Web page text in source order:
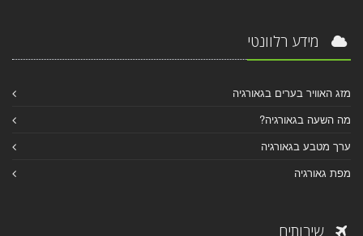
מידע רלוונטי
מזג האוויר בערים בגאורגיה
מה השעה בגאורגיה?
ערך מטבע בגאורגיה
מפת גאורגיה
שירותים